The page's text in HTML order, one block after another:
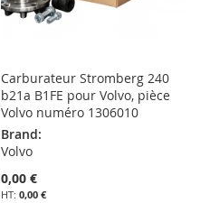
Carburateur Stromberg 240
b21a B1FE pour Volvo, pièce
Volvo numéro 1306010
Brand:
Volvo
0,00 €
0,00 €